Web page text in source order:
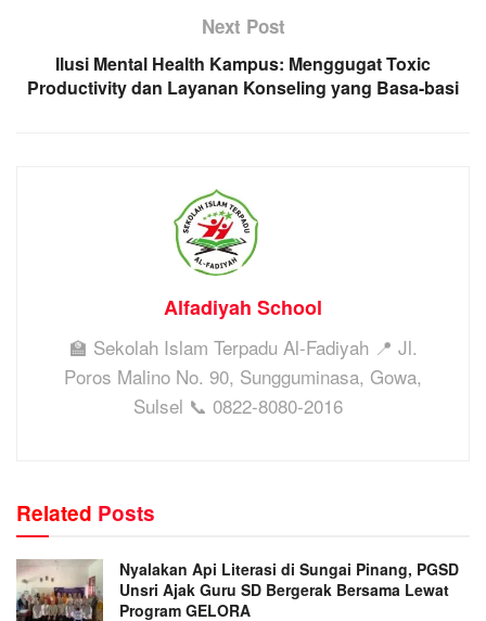
Next Post
Ilusi Mental Health Kampus: Menggugat Toxic
Productivity dan Layanan Konseling yang Basa-basi
Alfadiyah School
🏫 Sekolah Islam Terpadu Al-Fadiyah 📍 Jl.
Poros Malino No. 90, Sungguminasa, Gowa,
Sulsel 📞 0822-8080-2016
Related Posts
Nyalakan Api Literasi di Sungai Pinang, PGSD
Unsri Ajak Guru SD Bergerak Bersama Lewat
Program GELORA